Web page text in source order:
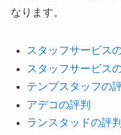
なります。
スタッフサービス
スタッフサービス
テンプスタッフの
アデコの評判
ランスタッドの評判